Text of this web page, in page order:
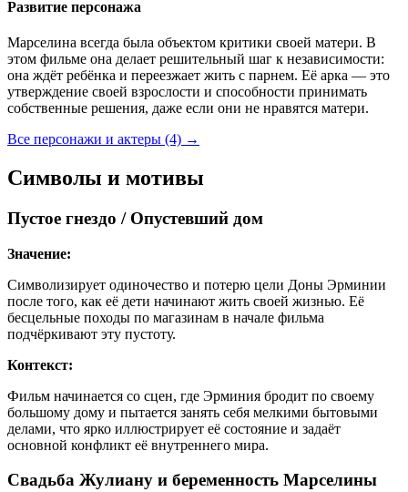
Развитие персонажа
Марселина всегда была объектом критики своей матери. В
этом фильме она делает решительный шаг к независимости:
она ждёт ребёнка и переезжает жить с парнем. Её арка — это
утверждение своей взрослости и способности принимать
собственные решения, даже если они не нравятся матери.
Все персонажи и актеры (4) →
Символы и мотивы
Пустое гнездо / Опустевший дом
Значение:
Символизирует одиночество и потерю цели Доны Эрминии
после того, как её дети начинают жить своей жизнью. Её
бесцельные походы по магазинам в начале фильма
подчёркивают эту пустоту.
Контекст:
Фильм начинается со сцен, где Эрминия бродит по своему
большому дому и пытается занять себя мелкими бытовыми
делами, что ярко иллюстрирует её состояние и задаёт
основной конфликт её внутреннего мира.
Свадьба Жулиану и беременность Марселины